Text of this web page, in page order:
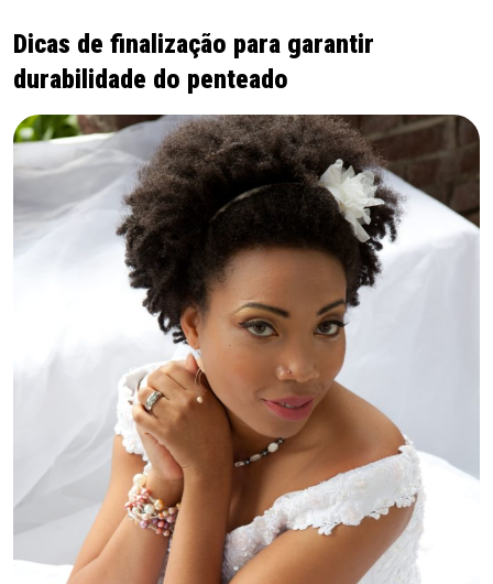
Dicas de finalização para garantir
durabilidade do penteado